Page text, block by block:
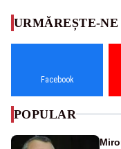
URMĂREȘTE-NE
Facebook
POPULAR